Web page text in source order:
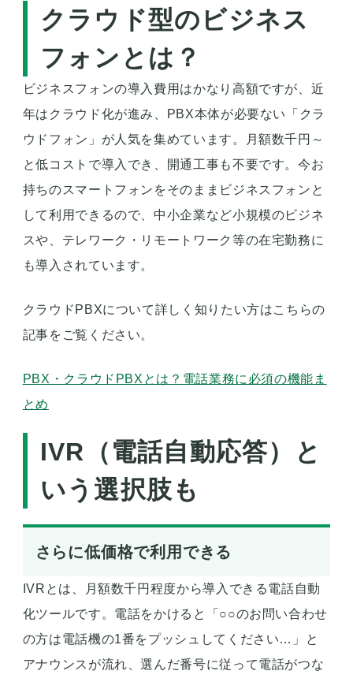
クラウド型のビジネス
フォンとは？
ビジネスフォンの導入費用はかなり高額ですが、近
年はクラウド化が進み、PBX本体が必要ない「クラ
ウドフォン」が人気を集めています。月額数千円～
と低コストで導入でき、開通工事も不要です。今お
持ちのスマートフォンをそのままビジネスフォンと
して利用できるので、中小企業など小規模のビジネ
スや、テレワーク・リモートワーク等の在宅勤務に
も導入されています。
クラウドPBXについて詳しく知りたい方はこちらの
記事をご覧ください。
PBX・クラウドPBXとは？電話業務に必須の機能ま
とめ
IVR（電話自動応答）と
いう選択肢も
さらに低価格で利用できる
IVRとは、月額数千円程度から導入できる電話自動
化ツールです。電話をかけると「○○のお問い合わせ
の方は電話機の1番をプッシュしてください…」と
アナウンスが流れ、選んだ番号に従って電話がつな